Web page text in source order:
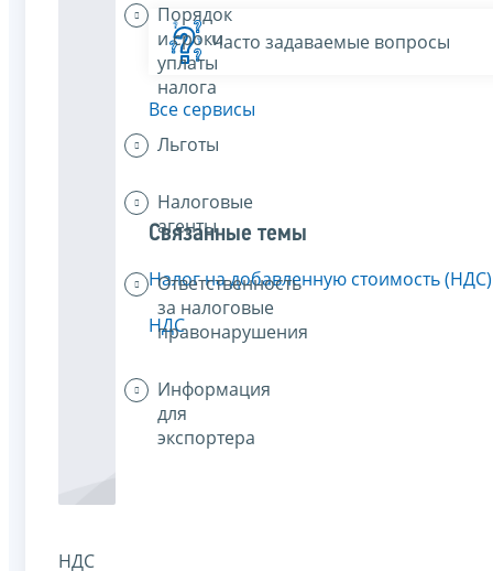
Порядок
и сроки
уплаты
налога
Льготы
Налоговые
агенты
Ответственность
за налоговые
правонарушения
Информация
для
экспортера
НДС
Часто задаваемые вопросы
Все сервисы
Связанные темы
Налог на добавленную стоимость (НДС)
НДС